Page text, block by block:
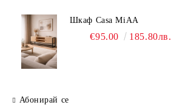
Шкаф Casa MiAA
€95.00 185.80лв.
Абонирай се